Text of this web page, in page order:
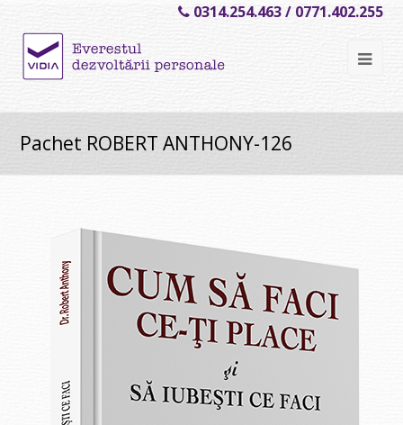
0314.254.463 / 0771.402.255
Pachet ROBERT ANTHONY-126